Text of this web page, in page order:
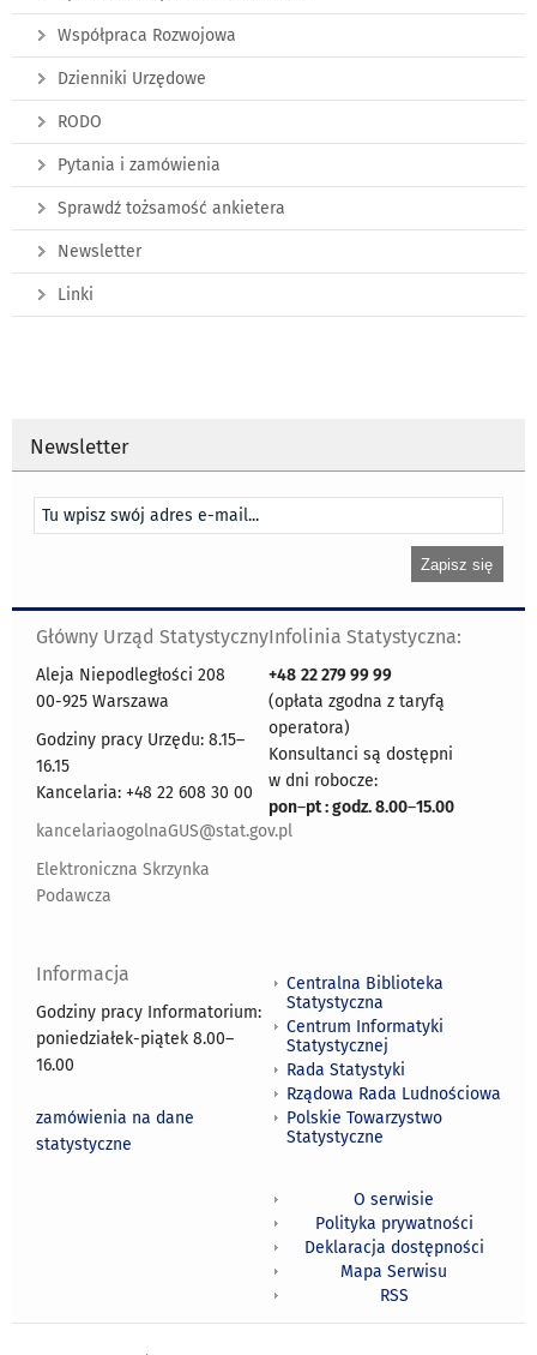
Współpraca Rozwojowa
Dzienniki Urzędowe
RODO
Pytania i zamówienia
Sprawdź tożsamość ankietera
Newsletter
Linki
Newsletter
Główny Urząd Statystyczny
Aleja Niepodległości 208
00-925 Warszawa
Godziny pracy Urzędu: 8.15–
16.15
Kancelaria: +48 22 608 30 00
kancelariaogolnaGUS@stat.gov.pl
Elektroniczna Skrzynka
Podawcza
Infolinia Statystyczna:
+48 22 279 99 99
(opłata zgodna z taryfą
operatora)
Konsultanci są dostępni
w dni robocze:
pon–pt : godz. 8.00–15.00
Informacja
Godziny pracy Informatorium:
poniedziałek-piątek 8.00–
16.00
zamówienia na dane
statystyczne
Centralna Biblioteka
Statystyczna
Centrum Informatyki
Statystycznej
Rada Statystyki
Rządowa Rada Ludnościowa
Polskie Towarzystwo
Statystyczne
O serwisie
Polityka prywatności
Deklaracja dostępności
Mapa Serwisu
RSS